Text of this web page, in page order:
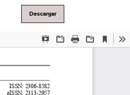
Descargar